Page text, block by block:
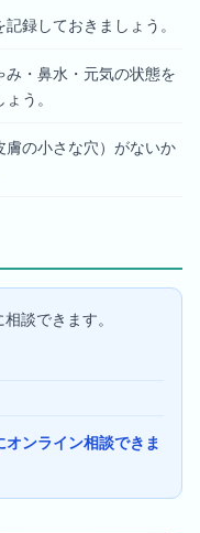
録しておきましょう。
み・鼻水・元気の状態を
う。
膚の小さな穴）がないか
談できます。
ンライン相談できま